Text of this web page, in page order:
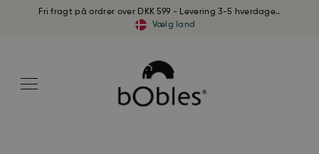
Fri fragt på ordrer over DKK 599 - Levering 3-5 hverdage..
Vælg land